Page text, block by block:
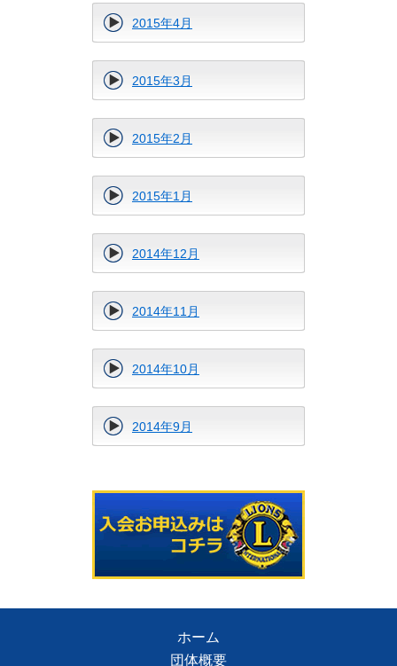
2015年4月
2015年3月
2015年2月
2015年1月
2014年12月
2014年11月
2014年10月
2014年9月
ホーム
団体概要